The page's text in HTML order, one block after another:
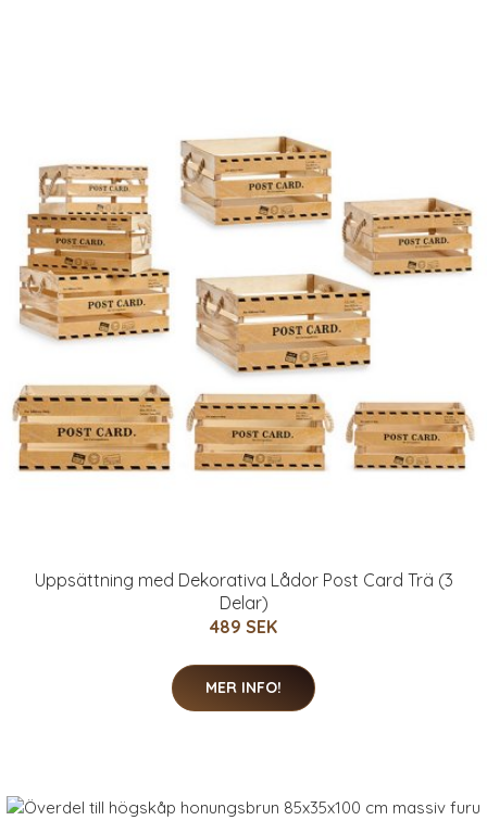
Uppsättning med Dekorativa Lådor Post Card Trä (3
Delar)
489 SEK
MER INFO!